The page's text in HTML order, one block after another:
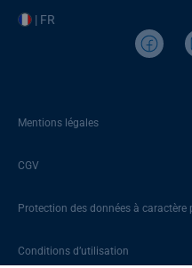
| FR
Mentions légales
CGV
Protection des données à caractère
Conditions d’utilisation